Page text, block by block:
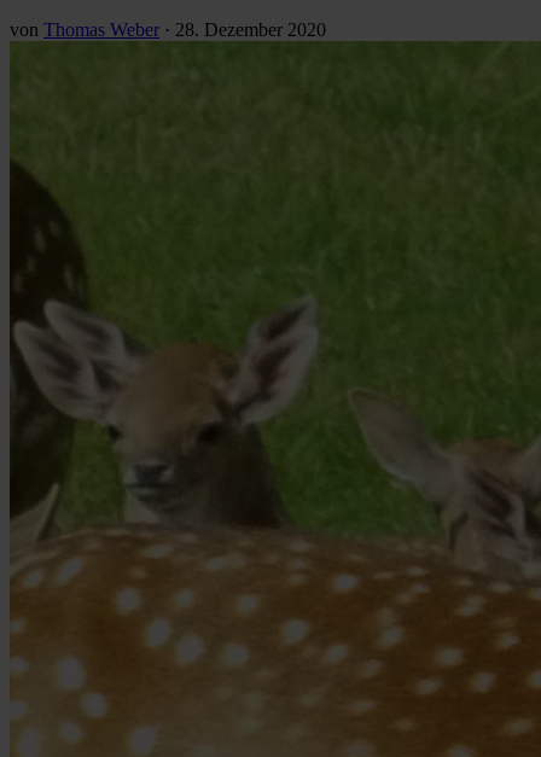
von Thomas Weber · 28. Dezember 2020